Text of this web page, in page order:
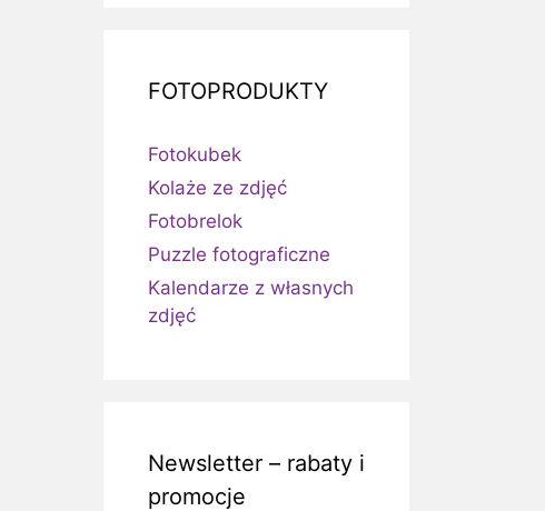
FOTOPRODUKTY
Fotokubek
Kolaże ze zdjęć
Fotobrelok
Puzzle fotograficzne
Kalendarze z własnych
zdjęć
Newsletter – rabaty i
promocje